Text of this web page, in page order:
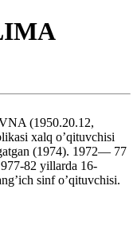
(1950.20.12,
xalq o’qituvchisi
(1974). 1972— 77
82 yillarda 16-
sinf o’qituvchisi.